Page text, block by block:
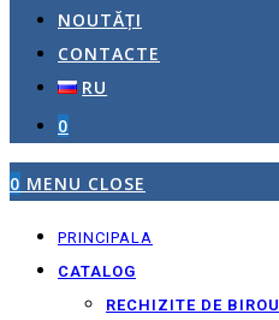
NOUTĂȚI
CONTACTE
RU
0
0 MENU CLOSE
PRINCIPALA
CATALOG
RECHIZITE DE BIROU